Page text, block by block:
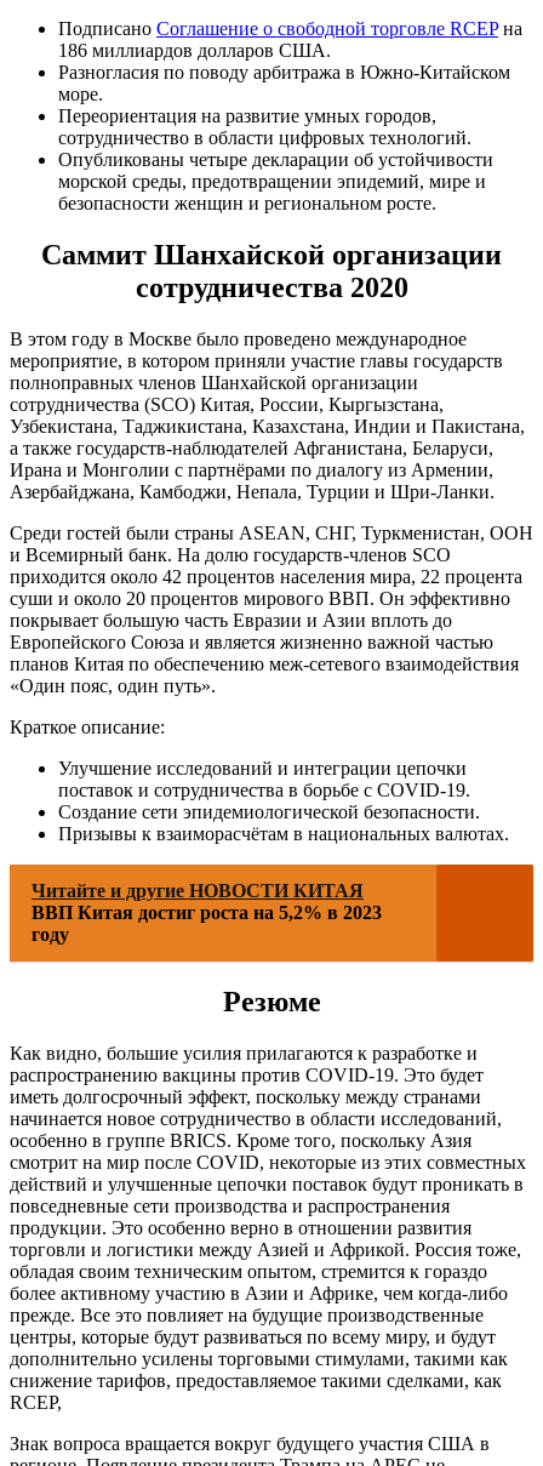
Подписано Соглашение о свободной торговле RCEPна
186 миллиардов долларов США.
Разногласия по поводу арбитража в Южно-Китайском
море.
Переориентация на развитие умных городов,
сотрудничество в области цифровых технологий.
Опубликованы четыре декларации об устойчивости
морской среды, предотвращении эпидемий, мире и
безопасности женщин и региональном росте.
Саммит Шанхайской организации
сотрудничества 2020
В этом году в Москве было проведено международное
мероприятие, в котором приняли участие главы государств
полноправных членов Шанхайской организации
сотрудничества (SCO) Китая, России, Кыргызстана,
Узбекистана, Таджикистана, Казахстана, Индии и Пакистана,
а также государств-наблюдателей Афганистана, Беларуси,
Ирана и Монголии с партнёрами по диалогу из Армении,
Азербайджана, Камбоджи, Непала, Турции и Шри-Ланки.
Среди гостей были страны ASEAN, СНГ, Туркменистан, ООН
и Всемирный банк. На долю государств-членов SCO
приходится около 42 процентов населения мира, 22 процента
суши и около 20 процентов мирового ВВП. Он эффективно
покрывает большую часть Евразии и Азии вплоть до
Европейского Союза и является жизненно важной частью
планов Китая по обеспечению меж-сетевого взаимодействия
«Один пояс, один путь».
Краткое описание:
Улучшение исследований и интеграции цепочки
поставок и сотрудничества в борьбе с COVID-19.
Создание сети эпидемиологической безопасности.
Призывы к взаиморасчётам в национальных валютах.
Читайте и другие НОВОСТИ КИТАЯ
ВВП Китая достиг роста на 5,2% в 2023
году
Резюме
Как видно, большие усилия прилагаются к разработке и
распространению вакцины против COVID-19. Это будет
иметь долгосрочный эффект, поскольку между странами
начинается новое сотрудничество в области исследований,
особенно в группе BRICS. Кроме того, поскольку Азия
смотрит на мир после COVID, некоторые из этих совместных
действий и улучшенные цепочки поставок будут проникать в
повседневные сети производства и распространения
продукции. Это особенно верно в отношении развития
торговли и логистики между Азией и Африкой. Россия тоже,
обладая своим техническим опытом, стремится к гораздо
более активному участию в Азии и Африке, чем когда-либо
прежде. Все это повлияет на будущие производственные
центры, которые будут развиваться по всему миру, и будут
дополнительно усилены торговыми стимулами, такими как
снижение тарифов, предоставляемое такими сделками, как
RCEP,
Знак вопроса вращается вокруг будущего участия США в